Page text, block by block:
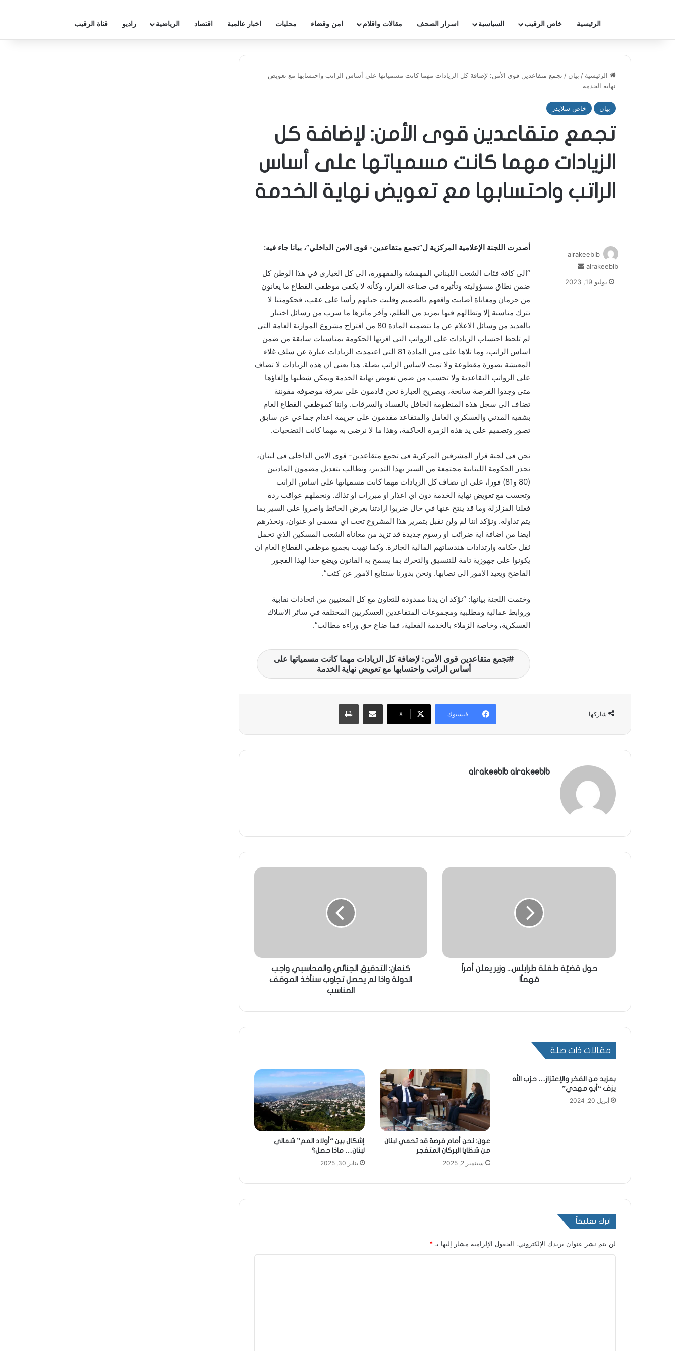
الرئيسية خاص الرقيب السياسية اسرار الصحف مقالات واقلام امن وقضاء محليات اخبار عالمية اقتصاد الرياضية راديو قناة الرقيب
الرئيسية / بيان / تجمع متقاعدين قوى الأمن: لإضافة كل الزيادات مهما كانت مسمياتها على أساس الراتب واحتسابها مع تعويض
نهاية الخدمة
بيان خاص سلايدر
تجمع متقاعدين قوى الأمن: لإضافة كل
الزيادات مهما كانت مسمياتها على أساس
الراتب واحتسابها مع تعويض نهاية الخدمة
أصدرت اللجنة الإعلامية المركزية ل”تجمع متقاعدين- قوى الامن الداخلي”، بيانا جاء فيه:
“الى كافة فئات الشعب اللبناني المهمشة والمقهورة، الى كل الغيارى في هذا الوطن كل
ضمن نطاق مسؤوليته وتأثيره في صناعة القرار، وكأنه لا يكفي موظفي القطاع ما يعانون
من حرمان ومعاناة أصابت واقعهم بالصميم وقلبت حياتهم رأسا على عقب، فحكومتنا لا
تترك مناسبة إلا وتطالهم فيها بمزيد من الظلم، وآخر مآثرها ما سرب من رسائل اختبار
بالعديد من وسائل الاعلام عن ما تتضمنه المادة 80 من اقتراح مشروع الموازنة العامة التي
لم تلحظ احتساب الزيادات على الرواتب التي اقرتها الحكومة بمناسبات سابقة من ضمن
اساس الراتب، وما تلاها على متن المادة 81 التي اعتمدت الزيادات عبارة عن سلف غلاء
المعيشة بصورة مقطوعة ولا تمت لاساس الراتب بصلة. هذا يعني ان هذه الزيادات لا تضاف
على الرواتب التقاعدية ولا تحسب من ضمن تعويض نهاية الخدمة ويمكن شطبها وإلغاؤها
متى وجدوا الفرصة سانحة، وبصريح العبارة نحن قادمون على سرقة موصوفه مقوننة
تضاف الى سجل هذه المنظومة الحافل بالفساد والسرقات. واننا كموظفي القطاع العام
بشقيه المدني والعسكري العامل والمتقاعد مقدمون على جريمة اعدام جماعي عن سابق
تصور وتصميم على يد هذه الزمرة الحاكمة، وهذا ما لا نرضى به مهما كانت التضحيات.
نحن في لجنة قرار المشرفين المركزية في تجمع متقاعدين- قوى الامن الداخلي في لبنان،
نحذر الحكومة اللبنانية مجتمعة من السير بهذا التدبير، ونطالب بتعديل مضمون المادتين
(80 و81) فورا، على ان تضاف كل الزيادات مهما كانت مسمياتها على اساس الراتب
وتحسب مع تعويض نهاية الخدمة دون اي اعذار او مبررات او تذاك. ونحملهم عواقب ردة
فعلنا المزلزلة وما قد ينتح عنها في حال ضربوا ارادتنا بعرض الحائط واصروا على السير بما
يتم تداوله. ونؤكد اننا لم ولن نقبل بتمرير هذا المشروع تحت اي مسمى او عنوان، ونحذرهم
ايضا من اضافة اية ضرائب او رسوم جديدة قد تزيد من معاناة الشعب المسكين الذي تحمل
ثقل حكامه وارتدادات هندساتهم المالية الجائرة. وكما نهيب بجميع موظفي القطاع العام ان
يكونوا على جهوزية تامة للتنسيق والتحرك بما يسمح به القانون ويضع حدا لهذا الفجور
الفاضح ويعيد الامور الى نصابها. ونحن بدورنا سنتابع الامور عن كثب”.
وختمت اللجنة بيانها: “نؤكد ان يدنا ممدودة للتعاون مع كل المعنيين من اتحادات نقابية
وروابط عمالية ومطلبية ومجموعات المتقاعدين العسكريين المختلفة في سائر الاسلاك
العسكرية، وخاصة الزملاء بالخدمة الفعلية، فما ضاع حق وراءه مطالب”.
تجمع متقاعدين قوى الأمن: لإضافة كل الزيادات مهما كانت مسمياتها على
أساس الراتب واحتسابها مع تعويض نهاية الخدمة
alrakeeblb
alrakeeblb
يوليو 19, 2023
شاركها فيسبوك X
alrakeeblb alrakeeblb
حول قضيّة طفلة طرابلس... وزير يعلن أمراً
مُهماً!
كنعان: التدقيق الجنائي والمحاسبي واجب
الدولة واذا لم يحصل تجاوب سنأخذ الموقف
المناسب
مقالات ذات صلة
بمزيد من الفخر والإعتزاز… حزب الله
يزف “أبو مهدي”
أبريل 20, 2024
عون: نحن أمام فرصة قد تحمي لبنان
من شظايا البركان المتفجر
سبتمبر 2, 2025
إشكال بين “أولاد العم” شمالي
لبنان… ماذا حصل؟
يناير 30, 2025
اترك تعليقاً
لن يتم نشر عنوان بريدك الإلكتروني. الحقول الإلزامية مشار إليها بـ *